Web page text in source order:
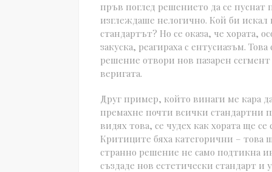
пръв поглед решението да се
изглеждаше нелогично. Кой би искал
стандартът? Но се оказа, че хората,
закуска, реагираха с ентусиазъм.
решение отвори нов пазарен
веригата.
Друг пример, който винаги ме кара
премахне почти всички стандартни
видях това, се чудех как хората ще
Критиците бяха категорични – това
странно решение не само подтикна
създаде нов естетически стандарт